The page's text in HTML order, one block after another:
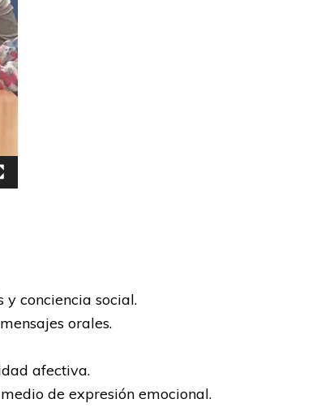
conciencia social.
orales.
afectiva.
de expresión emocional.